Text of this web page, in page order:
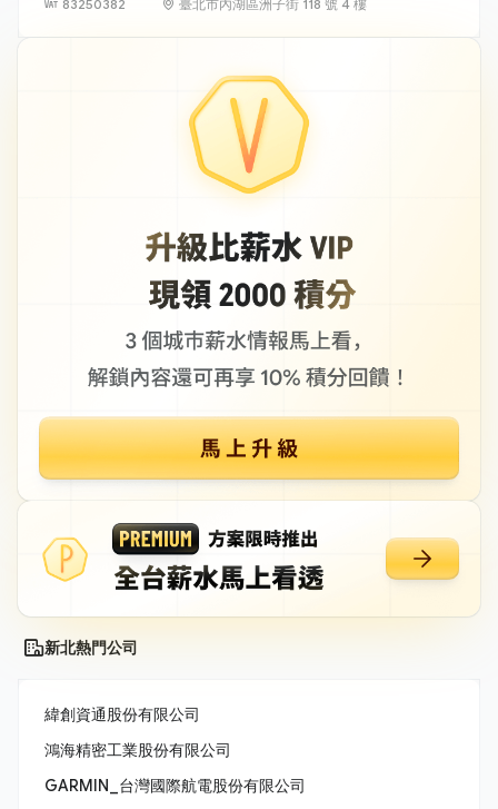
83250382 臺北市內湖區洲子街 118 號 4 樓
新北熱門公司
緯創資通股份有限公司
鴻海精密工業股份有限公司
GARMIN_台灣國際航電股份有限公司